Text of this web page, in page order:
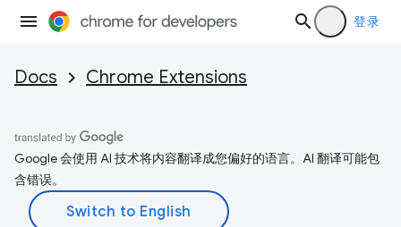
登录
Docs Chrome Extensions
Google 会使用 AI 技术将内容翻译成您偏好的语言。AI 翻译可能包
含错误。